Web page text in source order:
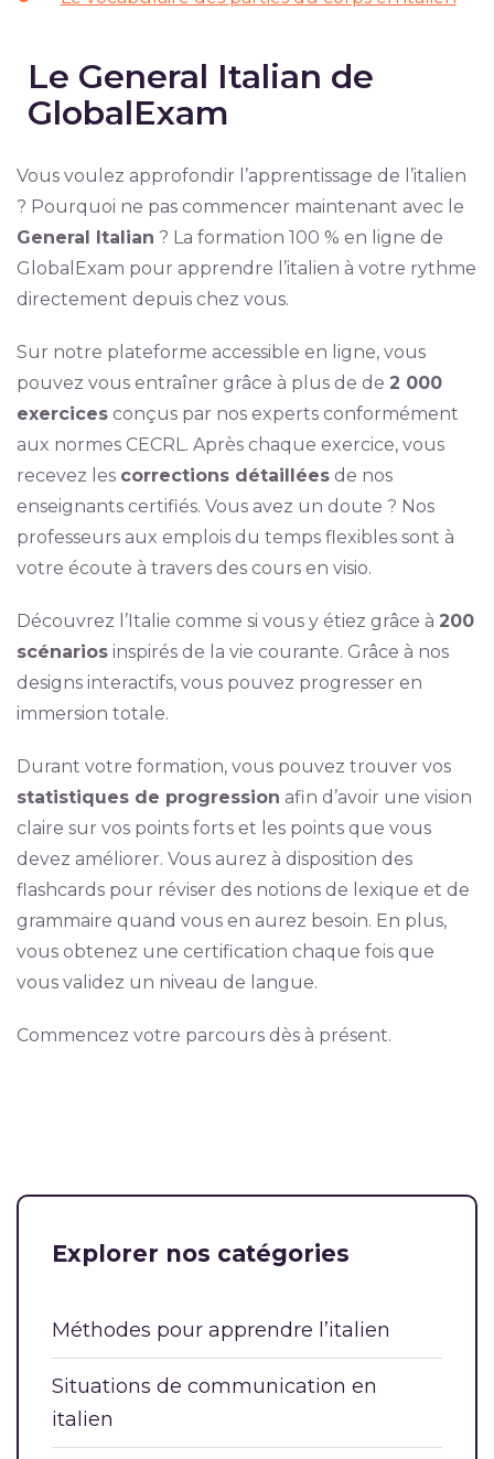
Le General Italian de
GlobalExam
Vous voulez approfondir l’apprentissage de l’italien
? Pourquoi ne pas commencer maintenant avec le
General Italian ? La formation 100 % en ligne de
GlobalExam pour apprendre l’italien à votre rythme
directement depuis chez vous.
Sur notre plateforme accessible en ligne, vous
pouvez vous entraîner grâce à plus de de 2 000
exercicesconçus par nos experts conformément
aux normes CECRL. Après chaque exercice, vous
recevez les corrections détailléesde nos
enseignants certifiés. Vous avez un doute ? Nos
professeurs aux emplois du temps flexibles sont à
votre écoute à travers des cours en visio.
Découvrez l’Italie comme si vous y étiez grâce à 200
scénariosinspirés de la vie courante. Grâce à nos
designs interactifs, vous pouvez progresser en
immersion totale.
Durant votre formation, vous pouvez trouver vos
statistiques de progression afin d’avoir une vision
claire sur vos points forts et les points que vous
devez améliorer. Vous aurez à disposition des
flashcards pour réviser des notions de lexique et de
grammaire quand vous en aurez besoin. En plus,
vous obtenez une certification chaque fois que
vous validez un niveau de langue.
Commencez votre parcours dès à présent.
Explorer nos catégories
Méthodes pour apprendre l’italien
Situations de communication en
italien